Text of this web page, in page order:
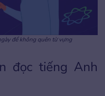
để không quên từ vựng
đọc tiếng Anh